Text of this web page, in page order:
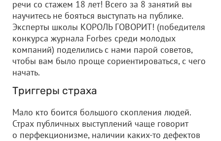
речи со стажем 18 лет! Всего за 8 занятий вы
научитесь не бояться выступать на публике.
Эксперты школы КОРОЛЬ ГОВОРИТ! (победителя
конкурса журнала Forbes среди молодых
компаний) поделились с нами парой советов,
чтобы вам было проще сориентироваться, с чего
начать.
Триггеры страха
Мало кто боится большого скопления людей.
Страх публичных выступлений чаще говорит
о перфекционизме, наличии каких-то дефектов